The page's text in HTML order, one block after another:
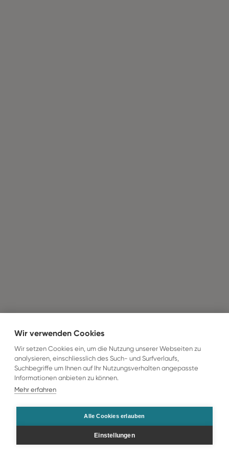
Wir verwenden Cookies
Wir setzen Cookies ein, um die Nutzung unserer Webseiten zu
analysieren, einschliesslich des Such- und Surfverlaufs,
Suchbegriffe um Ihnen auf Ihr Nutzungsverhalten angepasste
Informationen anbieten zu können.
Mehr erfahren
Alle Cookies erlauben
Einstellungen